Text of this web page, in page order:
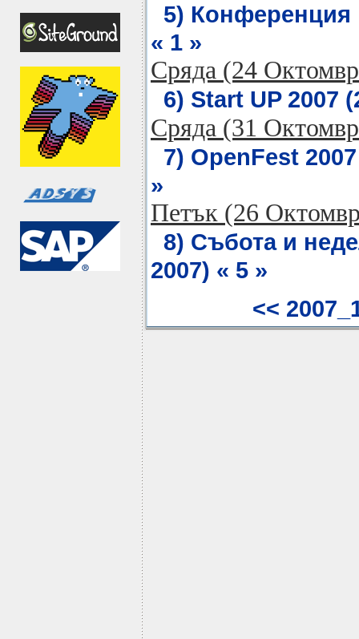
5) Конференция
« 1 »
Сряда (24
6) Start UP 2007
Сряда (31
7) OpenFest
»
Петък (26
8) Събота и
2007) « 5 »
<<